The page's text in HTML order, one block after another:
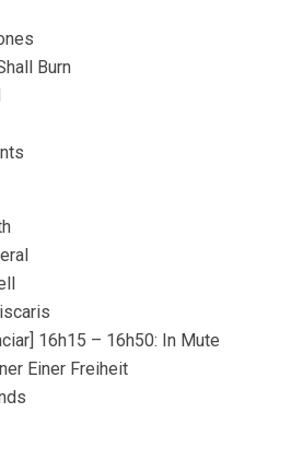
Burn
16h15 – 16h50: In Mute
Einer Freiheit